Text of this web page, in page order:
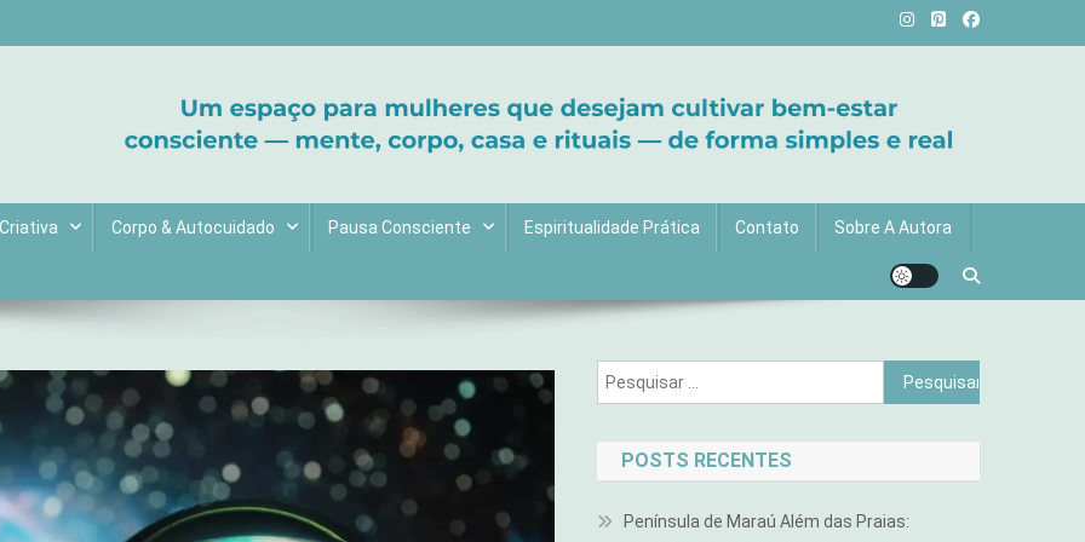
Corpo & Autocuidado Pausa Consciente Espiritualidade Prática Contato Sobre A Autora
Pesquisar
por:
POSTS RECENTES
Península de Maraú Além das Praias: